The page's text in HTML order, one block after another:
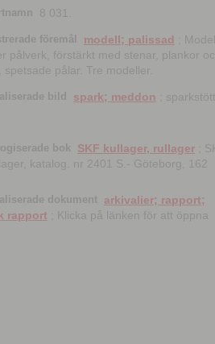
8 031.
föremål modell; palissad
;
pålverk, förstärkt med stenar, plankor
spetsade pålar. Tre modeller.
bild spark; meddon ;
bok SKF kullager, rullager ;
katalog. nr 2401 S.- Göteborg, 162
dokument arkivalier; rapport;
rapport ; Klicka på länken för att öppna